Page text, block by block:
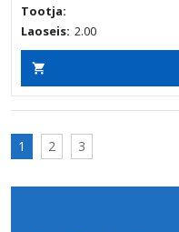
Tootja:
Laoseis: 2.00
1 2 3